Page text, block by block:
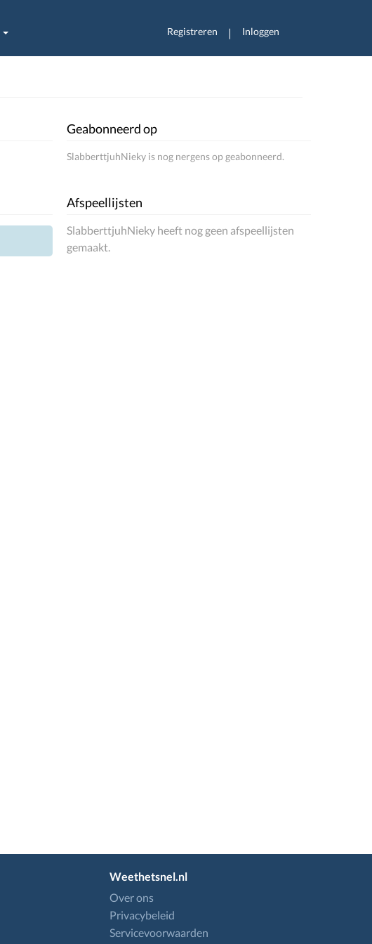
Registreren | Inloggen
Geabonneerd op
SlabberttjuhNieky is nog nergens op geabonneerd.
Afspeellijsten
SlabberttjuhNieky heeft nog geen afspeellijsten
gemaakt.
Weethetsnel.nl
Over ons
Privacybeleid
Servicevoorwaarden